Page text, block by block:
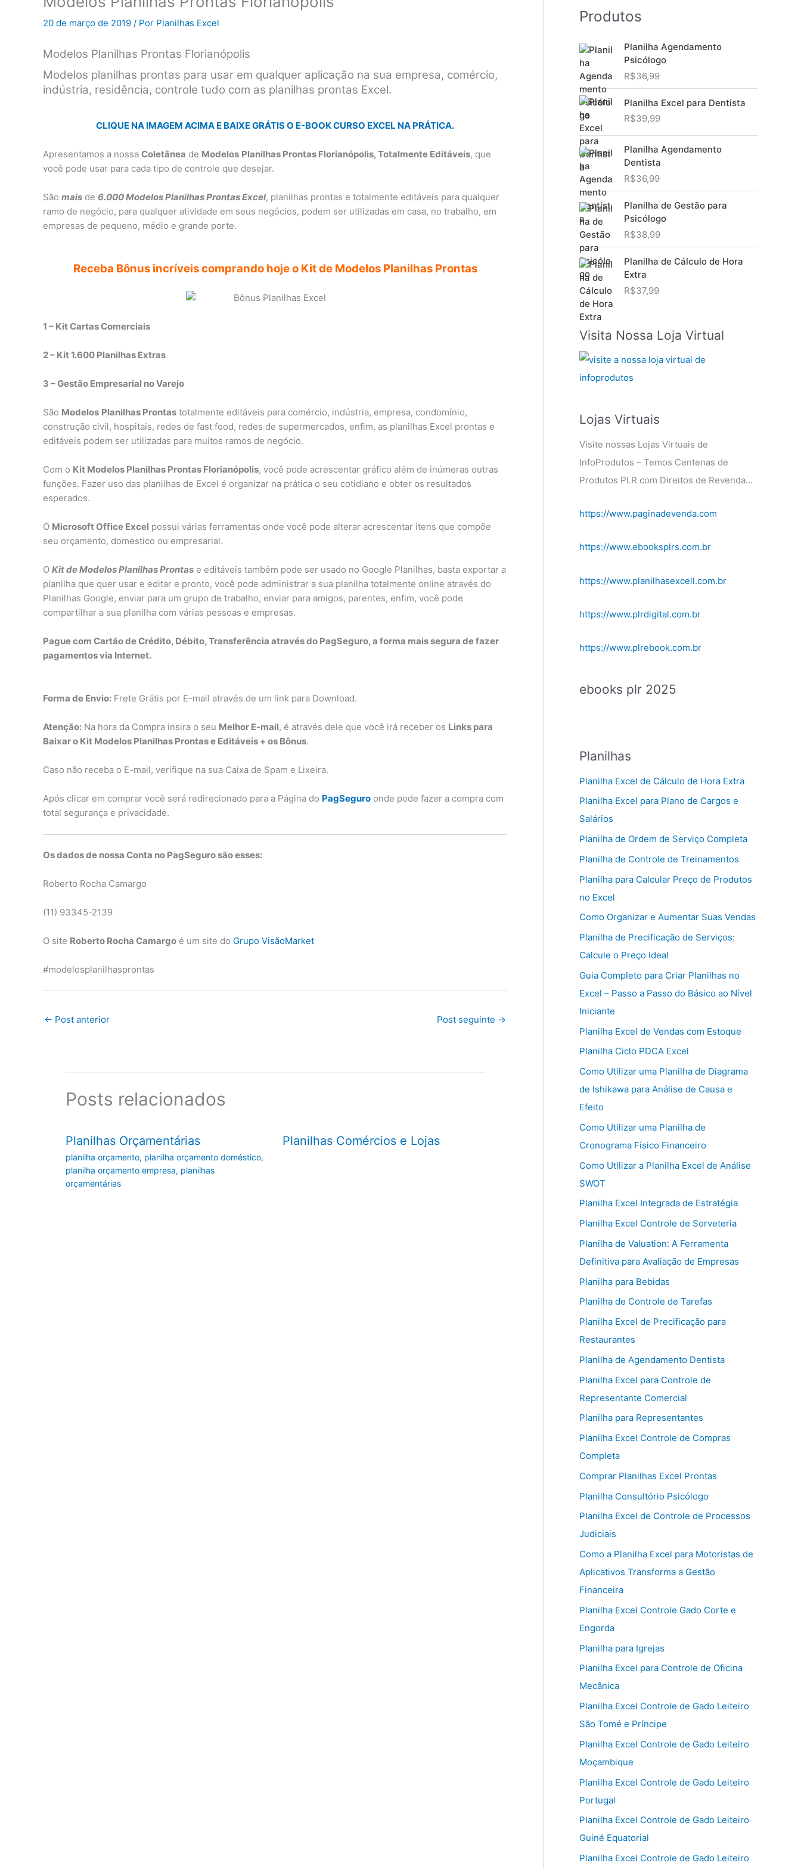
20 de março de 2019 / Por Planilhas Excel
Modelos Planilhas Prontas Florianópolis
Modelos planilhas prontas para usar em qualquer aplicação na sua empresa, comércio,
indústria, residência, controle tudo com as planilhas prontas Excel.
CLIQUE NA IMAGEM ACIMA E BAIXE GRÁTIS O E-BOOK CURSO EXCEL NA PRÁTICA.
Apresentamos a nossa Coletânea de Modelos Planilhas Prontas Florianópolis, Totalmente Editáveis, que
você pode usar para cada tipo de controle que desejar.
São mais de 6.000 Modelos Planilhas Prontas Excel, planilhas prontas e totalmente editáveis para qualquer
ramo de negócio, para qualquer atividade em seus negócios, podem ser utilizadas em casa, no trabalho, em
empresas de pequeno, médio e grande porte.
Receba Bônus incríveis comprando hoje o Kit de Modelos Planilhas Prontas
1 – Kit Cartas Comerciais
2 – Kit 1.600 Planilhas Extras
3 – Gestão Empresarial no Varejo
São Modelos Planilhas Prontas totalmente editáveis para comércio, indústria, empresa, condomínio,
construção civil, hospitais, redes de fast food, redes de supermercados, enfim, as planilhas Excel prontas e
editáveis podem ser utilizadas para muitos ramos de negócio.
Com o Kit Modelos Planilhas Prontas Florianópolis, você pode acrescentar gráfico além de inúmeras outras
funções. Fazer uso das planilhas de Excel é organizar na prática o seu cotidiano e obter os resultados
esperados.
O Microsoft Office Excel possui várias ferramentas onde você pode alterar acrescentar itens que compõe
seu orçamento, domestico ou empresarial.
O Kit de Modelos Planilhas Prontas e editáveis também pode ser usado no Google Planilhas, basta exportar a
planilha que quer usar e editar e pronto, você pode administrar a sua planilha totalmente online através do
Planilhas Google, enviar para um grupo de trabalho, enviar para amigos, parentes, enfim, você pode
compartilhar a sua planilha com várias pessoas e empresas.
Pague com Cartão de Crédito, Débito, Transferência através do PagSeguro, a forma mais segura de fazer
pagamentos via Internet.
Forma de Envio: Frete Grátis por E-mail através de um link para Download.
Atenção: Na hora da Compra insira o seu Melhor E-mail, é através dele que você irá receber os Links para
Baixar o Kit Modelos Planilhas Prontas e Editáveis + os Bônus.
Caso não receba o E-mail, verifique na sua Caixa de Spam e Lixeira.
Após clicar em comprar você será redirecionado para a Página do PagSeguro onde pode fazer a compra com
total segurança e privacidade.
Os dados de nossa Conta no PagSeguro são esses:
Roberto Rocha Camargo
(11) 93345-2139
O site Roberto Rocha Camargo é um site do Grupo VisãoMarket
#modelosplanilhasprontas
← Post anterior Post seguinte →
Posts relacionados
Planilhas Orçamentárias
planilha orçamento, planilha orçamento doméstico,
planilha orçamento empresa, planilhas
orçamentárias
Planilhas Comércios e Lojas
Produtos
Planilha Agendamento
Psicólogo
R$36,99
Planilha Excel para Dentista
R$39,99
Planilha Agendamento
Dentista
R$36,99
Planilha de Gestão para
Psicólogo
R$38,99
Planilha de Cálculo de Hora
Extra
R$37,99
Visita Nossa Loja Virtual
Lojas Virtuais
Visite nossas Lojas Virtuais de
InfoProdutos – Temos Centenas de
Produtos PLR com Direitos de Revenda…
https://www.paginadevenda.com
https://www.ebooksplrs.com.br
https://www.planilhasexcell.com.br
https://www.plrdigital.com.br
https://www.plrebook.com.br
ebooks plr 2025
Planilhas
Planilha Excel de Cálculo de Hora Extra
Planilha Excel para Plano de Cargos e
Salários
Planilha de Ordem de Serviço Completa
Planilha de Controle de Treinamentos
Planilha para Calcular Preço de Produtos
no Excel
Como Organizar e Aumentar Suas Vendas
Planilha de Precificação de Serviços:
Calcule o Preço Ideal
Guia Completo para Criar Planilhas no
Excel – Passo a Passo do Básico ao Nível
Iniciante
Planilha Excel de Vendas com Estoque
Planilha Ciclo PDCA Excel
Como Utilizar uma Planilha de Diagrama
de Ishikawa para Análise de Causa e
Efeito
Como Utilizar uma Planilha de
Cronograma Físico Financeiro
Como Utilizar a Planilha Excel de Análise
SWOT
Planilha Excel Integrada de Estratégia
Planilha Excel Controle de Sorveteria
Planilha de Valuation: A Ferramenta
Definitiva para Avaliação de Empresas
Planilha para Bebidas
Planilha de Controle de Tarefas
Planilha Excel de Precificação para
Restaurantes
Planilha de Agendamento Dentista
Planilha Excel para Controle de
Representante Comercial
Planilha para Representantes
Planilha Excel Controle de Compras
Completa
Comprar Planilhas Excel Prontas
Planilha Consultório Psicólogo
Planilha Excel de Controle de Processos
Judiciais
Como a Planilha Excel para Motoristas de
Aplicativos Transforma a Gestão
Financeira
Planilha Excel Controle Gado Corte e
Engorda
Planilha para Igrejas
Planilha Excel para Controle de Oficina
Mecânica
Planilha Excel Controle de Gado Leiteiro
São Tomé e Príncipe
Planilha Excel Controle de Gado Leiteiro
Moçambique
Planilha Excel Controle de Gado Leiteiro
Portugal
Planilha Excel Controle de Gado Leiteiro
Guiné Equatorial
Planilha Excel Controle de Gado Leiteiro